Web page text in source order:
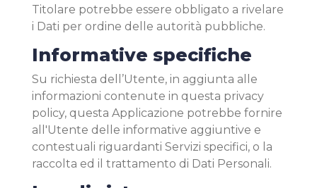
Titolare potrebbe essere obbligato a rivelare
i Dati per ordine delle autorità pubbliche.
Informative specifiche
Su richiesta dell’Utente, in aggiunta alle
informazioni contenute in questa privacy
policy, questa Applicazione potrebbe fornire
all'Utente delle informative aggiuntive e
contestuali riguardanti Servizi specifici, o la
raccolta ed il trattamento di Dati Personali.